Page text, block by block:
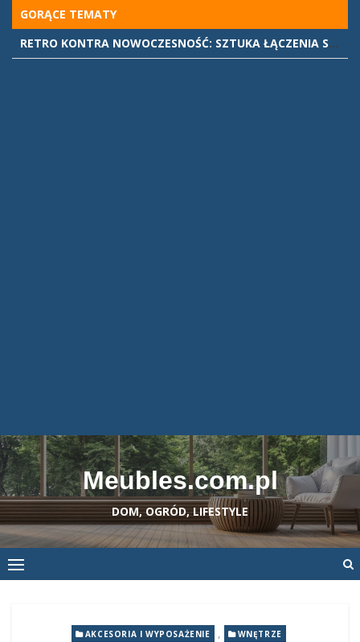
Skip
to
content
GORĄCE TEMATY
RETRO KONTRA NOWOCZESNOŚĆ: SZTUKA ŁĄCZENIA STYLÓW WE WNĘTRZACH
Meubles.com.pl
DOM, OGRÓD, LIFESTYLE
AKCESORIA I WYPOSAŻENIE , WNĘTRZE